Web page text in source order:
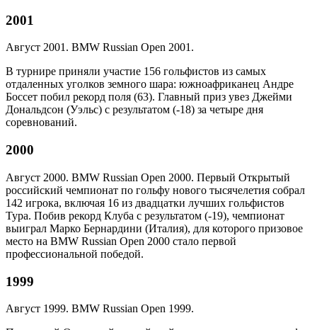
2001
Август 2001. BMW Russian Open 2001.
В турнире приняли участие 156 гольфистов из самых
отдаленных уголков земного шара: южноафриканец Андре
Боссет побил рекорд поля (63). Главный приз увез Джейми
Дональдсон (Уэльс) с результатом (-18) за четыре дня
соревнований.
2000
Август 2000. BMW Russian Open 2000. Первый Открытый
российский чемпионат по гольфу нового тысячелетия собрал
142 игрока, включая 16 из двадцатки лучших гольфистов
Тура. Побив рекорд Клуба с результатом (-19), чемпионат
выиграл Марко Бернардини (Италия), для которого призовое
место на BMW Russian Open 2000 стало первой
профессиональной победой.
1999
Август 1999. BMW Russian Open 1999.